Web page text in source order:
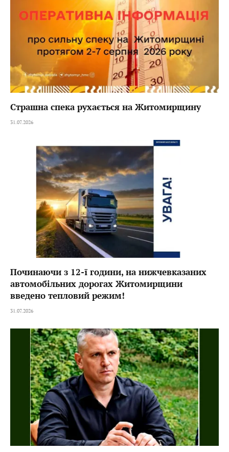
Страшна спека рухається на Житомирщину
31.07.2026
Починаючи з 12-ї години, на нижчевказаних
автомобільних дорогах Житомирщини
введено тепловий режим!
31.07.2026